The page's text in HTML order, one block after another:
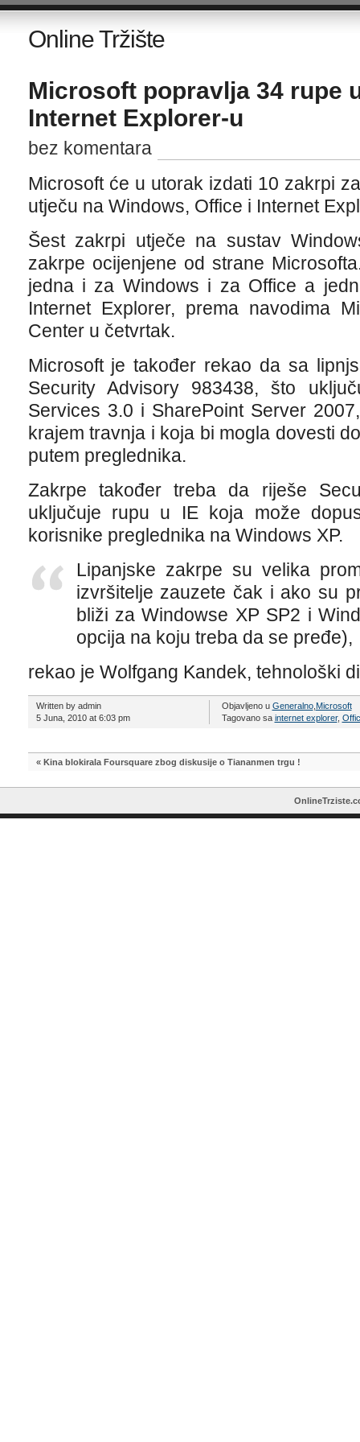
Online Tržište
Microsoft popravlja 34 rupe
Internet Explorer-u
bez komentara
Microsoft će u utorak izdati 10 zakrpi
utječu na Windows, Office i Internet
Šest zakrpi utječe na sustav
zakrpe ocijenjene od strane
jedna i za Windows i za Office a
Internet Explorer, prema navodima
Center u četvrtak.
Microsoft je također rekao da sa
Security Advisory 983438, što
Services 3.0 i SharePoint Server
krajem travnja i koja bi mogla dovesti
putem preglednika.
Zakrpe također treba da riješe
uključuje rupu u IE koja može
korisnike preglednika na Windows XP.
Lipanjske zakrpe su velika
izvršitelje zauzete čak i ako su
bliži za Windowse XP SP2 i
opcija na koju treba da se pređe),
rekao je Wolfgang Kandek, tehnološki
Written by admin
5 Juna, 2010 at 6:03 pm
Objavljeno u Generalno, Microsoft
Tagovano sa internet explorer,
« Kina blokirala Foursquare zbog diskusije o Tiananmen trgu !